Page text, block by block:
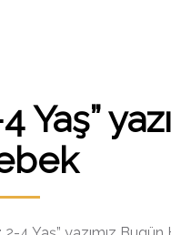
Yaş”